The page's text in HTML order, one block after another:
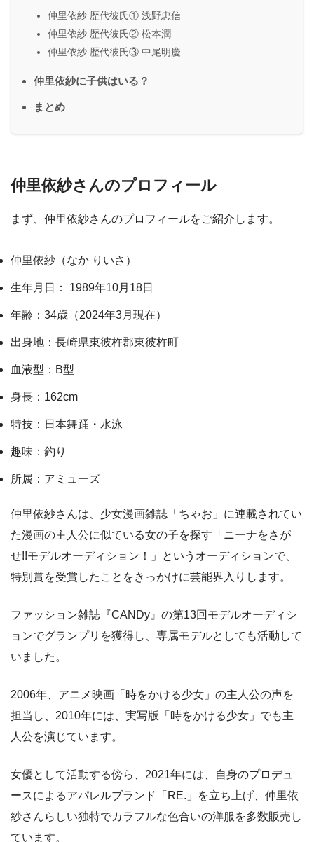
仲里依紗 歴代彼氏① 浅野忠信
仲里依紗 歴代彼氏② 松本潤
仲里依紗 歴代彼氏③ 中尾明慶
仲里依紗に子供はいる？
まとめ
仲里依紗さんのプロフィール
まず、仲里依紗さんのプロフィールをご紹介します。
仲里依紗（なか りいさ）
生年月日： 1989年10月18日
年齢：34歳（2024年3月現在）
出身地：長崎県東彼杵郡東彼杵町
血液型：B型
身長：162cm
特技：日本舞踊・水泳
趣味：釣り
所属：アミューズ
仲里依紗さんは、少女漫画雑誌「ちゃお」に連載されてい
た漫画の主人公に似ている女の子を探す「ニーナをさが
せ!!モデルオーディション！」というオーディションで、
特別賞を受賞したことをきっかけに芸能界入りします。
ファッション雑誌『CANDy』の第13回モデルオーディシ
ョンでグランプリを獲得し、専属モデルとしても活動して
いました。
2006年、アニメ映画「時をかける少女」の主人公の声を
担当し、2010年には、実写版「時をかける少女」でも主
人公を演じています。
女優として活動する傍ら、2021年には、自身のプロデュ
ースによるアパレルブランド「RE.」を立ち上げ、仲里依
紗さんらしい独特でカラフルな色合いの洋服を多数販売し
ています。